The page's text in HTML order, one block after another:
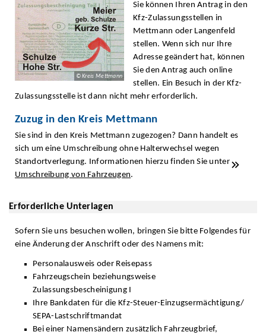
© Kreis Mettmann
Sie können Ihren Antrag in den
Kfz-Zulassungsstellen in
Mettmann oder Langenfeld
stellen. Wenn sich nur Ihre
Adresse geändert hat, können
Sie den Antrag auch online
stellen. Ein Besuch in der Kfz-
Zulassungsstelle ist dann nicht mehr erforderlich.
Zuzug in den Kreis Mettmann
Sie sind in den Kreis Mettmann zugezogen? Dann handelt es
sich um eine Umschreibung ohne Halterwechsel wegen
Standortverlegung. Informationen hierzu finden Sie unter
Umschreibung von Fahrzeugen.
Erforderliche Unterlagen
Sofern Sie uns besuchen wollen, bringen Sie bitte Folgendes für
eine Änderung der Anschrift oder des Namens mit:
Personalausweis oder Reisepass
Fahrzeugschein beziehungsweise
Zulassungsbescheinigung I
Ihre Bankdaten für die Kfz-Steuer-Einzugsermächtigung/
SEPA-Lastschriftmandat
Bei einer Namensändern zusätzlich Fahrzeugbrief,